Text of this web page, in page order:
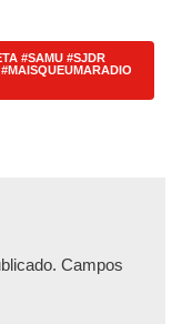
#SAMU #SJDR
Campos